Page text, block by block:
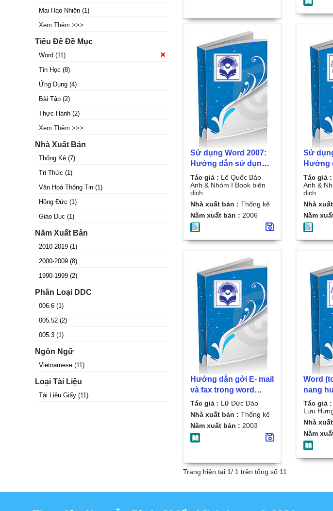
Mai Hạo Nhiên (1)
Xem Thêm >>>
Tiêu Đề Đề Mục
Word (11)
Tin Học (8)
Ứng Dụng (4)
Bài Tập (2)
Thực Hành (2)
Xem Thêm >>>
Nhà Xuất Bản
Thống Kê (7)
Tri Thức (1)
Văn Hoá Thông Tin (1)
Hồng Đức (1)
Giáo Dục (1)
Năm Xuất Bản
2010-2019 (1)
2000-2009 (8)
1990-1999 (2)
Phân Loại DDC
006.6 (1)
005.52 (2)
005.3 (1)
Ngôn Ngữ
Vietnamese (11)
Loại Tài Liệu
Tài Liệu Giấy (11)
Sử dụng Word 2007:
Hướng dẫn sử dụng
Microsoft office 2007 :
2 tập/ Lê Quốc Bảo
Anh & Nhóm I Book
biên dịch. T.1, 21 bài
thực hành nâng cao
trong Word 2007
Tác giả : Lê Quốc Bảo
Anh & Nhóm I Book biên
dịch.
Nhà xuất bản : Thống kê
Năm xuất bản : 2006
Sử
Hướng
2 tập/
Anh &
biên
thực
trong
Tác giả :
Anh &
dịch.
Nhà
Năm
Hướng dẫn gởi E- mail
và fax trong word
2003/ Lữ Đức Đào
Tác giả : Lữ Đức Đào
Nhà xuất bản : Thống kê
Năm xuất bản : 2003
Word
nang
hành/
Lưu
Tác giả :
Lưu
Nhà
Năm
Trang hiện tại 1/ 1 trên tổng số 11